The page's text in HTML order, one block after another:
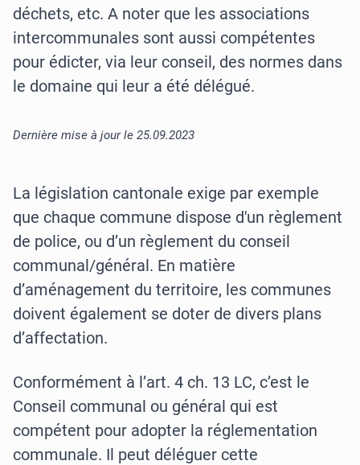
déchets, etc. A noter que les associations
intercommunales sont aussi compétentes
pour édicter, via leur conseil, des normes dans
le domaine qui leur a été délégué.
Dernière mise à jour le 25.09.2023
La législation cantonale exige par exemple
que chaque commune dispose d'un règlement
de police, ou d’un règlement du conseil
communal/général. En matière
d’aménagement du territoire, les communes
doivent également se doter de divers plans
d’affectation.
Conformément à l’art. 4 ch. 13 LC, c’est le
Conseil communal ou général qui est
compétent pour adopter la réglementation
communale. Il peut déléguer cette